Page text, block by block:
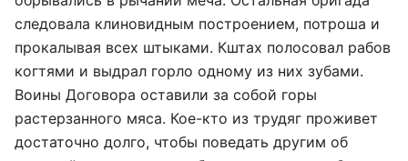
следовала клиновидным построением, потроша и
прокалывая всех штыками. Кштах полосовал рабов
когтями и выдрал горло одному из них зубами.
Воины Договора оставили за собой горы
растерзанного мяса. Кое-кто из трудяг проживет
достаточно долго, чтобы поведать другим об